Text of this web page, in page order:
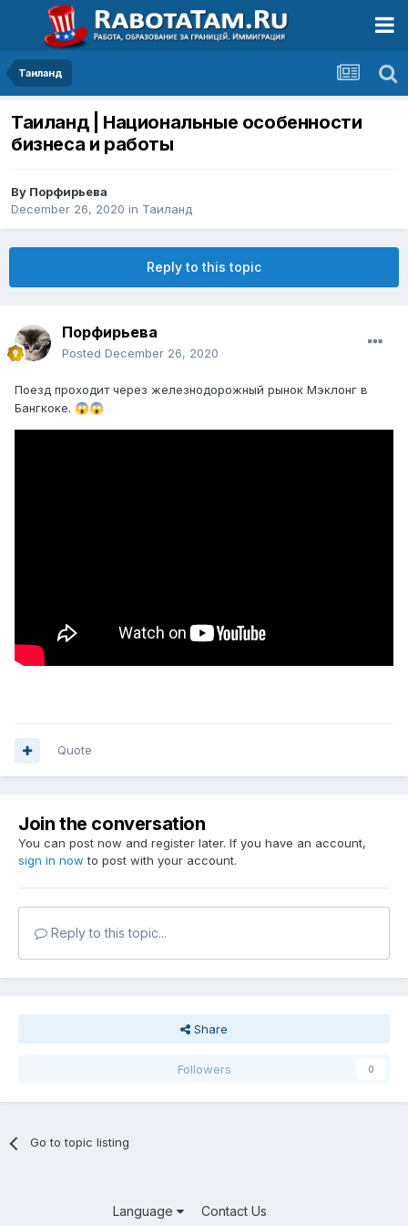
Таиланд
Таиланд | Национальные особенности
бизнеса и работы
By Порфирьева
December 26, 2020 in Таиланд
Reply to this topic
Порфирьева
Posted December 26, 2020
Поезд проходит через железнодорожный рынок Мэклонг в
Бангкоке. 😱😱
Quote
Join the conversation
You can post now and register later. If you have an account,
sign in now to post with your account.
Reply to this topic...
Share
Followers 0
Go to topic listing
Language Contact Us